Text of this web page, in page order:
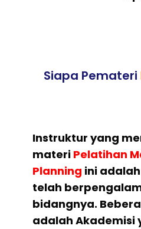
Siapa Pemateri
Instruktur yang
materi Pelatihan
Planning ini
telah
bidangnya.
adalah Akademisi